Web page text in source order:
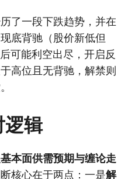
了一段下跌趋势，并在
底背驰（股价新低但
可能利空出尽，开启反
高位且无背驰，解禁则
逻辑
本面供需预期与缠论走
核心在于两点：一是解